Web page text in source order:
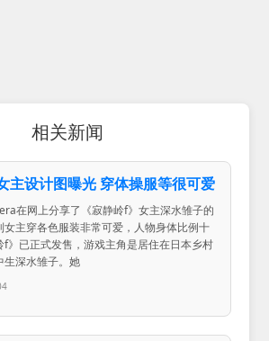
相关新闻
主设计图曝光 穿体操服等很可爱
在网上分享了《寂静岭f》女主深水雏子的
女主穿各色服装非常可爱，人物身体比例十
f》已正式发售，游戏主角是居住在日本乡村
生深水雏子。她